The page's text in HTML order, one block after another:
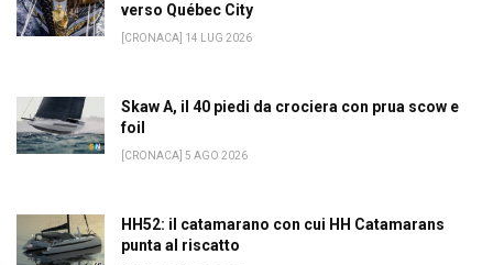
verso Québec City
[CRONACA] 14 LUG 2026
Skaw A, il 40 piedi da crociera con prua scow e
foil
[CRONACA] 5 AGO 2026
HH52: il catamarano con cui HH Catamarans
punta al riscatto